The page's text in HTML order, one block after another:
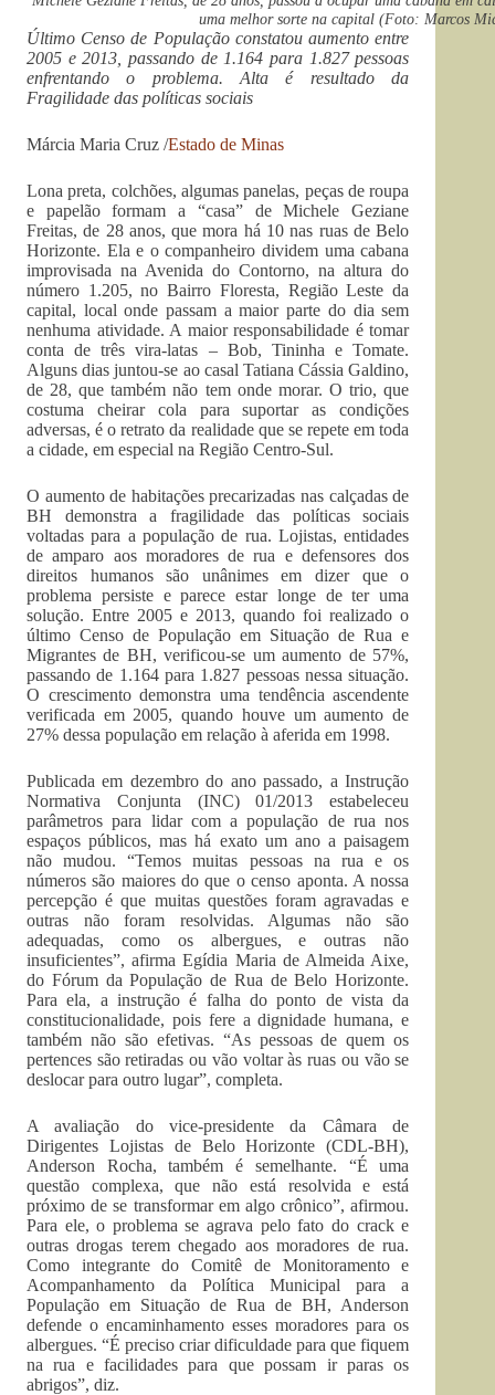
uma melhor sorte na capital (Foto: Marcos
Último Censo de População constatou aumento entre
2005 e 2013, passando de 1.164 para 1.827 pessoas
enfrentando o problema. Alta é resultado da
Fragilidade das políticas sociais
Márcia Maria Cruz /Estado de Minas
Lona preta, colchões, algumas panelas, peças de roupa
e papelão formam a “casa” de Michele Geziane
Freitas, de 28 anos, que mora há 10 nas ruas de Belo
Horizonte. Ela e o companheiro dividem uma cabana
improvisada na Avenida do Contorno, na altura do
número 1.205, no Bairro Floresta, Região Leste da
capital, local onde passam a maior parte do dia sem
nenhuma atividade. A maior responsabilidade é tomar
conta de três vira-latas – Bob, Tininha e Tomate.
Alguns dias juntou-se ao casal Tatiana Cássia Galdino,
de 28, que também não tem onde morar. O trio, que
costuma cheirar cola para suportar as condições
adversas, é o retrato da realidade que se repete em toda
a cidade, em especial na Região Centro-Sul.
O aumento de habitações precarizadas nas calçadas de
BH demonstra a fragilidade das políticas sociais
voltadas para a população de rua. Lojistas, entidades
de amparo aos moradores de rua e defensores dos
direitos humanos são unânimes em dizer que o
problema persiste e parece estar longe de ter uma
solução. Entre 2005 e 2013, quando foi realizado o
último Censo de População em Situação de Rua e
Migrantes de BH, verificou-se um aumento de 57%,
passando de 1.164 para 1.827 pessoas nessa situação.
O crescimento demonstra uma tendência ascendente
verificada em 2005, quando houve um aumento de
27% dessa população em relação à aferida em 1998.
Publicada em dezembro do ano passado, a Instrução
Normativa Conjunta (INC) 01/2013 estabeleceu
parâmetros para lidar com a população de rua nos
espaços públicos, mas há exato um ano a paisagem
não mudou. “Temos muitas pessoas na rua e os
números são maiores do que o censo aponta. A nossa
percepção é que muitas questões foram agravadas e
outras não foram resolvidas. Algumas não são
adequadas, como os albergues, e outras não
insuficientes”, afirma Egídia Maria de Almeida Aixe,
do Fórum da População de Rua de Belo Horizonte.
Para ela, a instrução é falha do ponto de vista da
constitucionalidade, pois fere a dignidade humana, e
também não são efetivas. “As pessoas de quem os
pertences são retiradas ou vão voltar às ruas ou vão se
deslocar para outro lugar”, completa.
A avaliação do vice-presidente da Câmara de
Dirigentes Lojistas de Belo Horizonte (CDL-BH),
Anderson Rocha, também é semelhante. “É uma
questão complexa, que não está resolvida e está
próximo de se transformar em algo crônico”, afirmou.
Para ele, o problema se agrava pelo fato do crack e
outras drogas terem chegado aos moradores de rua.
Como integrante do Comitê de Monitoramento e
Acompanhamento da Política Municipal para a
População em Situação de Rua de BH, Anderson
defende o encaminhamento esses moradores para os
albergues. “É preciso criar dificuldade para que fiquem
na rua e facilidades para que possam ir paras os
abrigos”, diz.